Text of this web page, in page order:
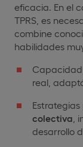
eficacia. En el
TPRS, es
combine
habilidades
real,
colectiva ,
desarrollo